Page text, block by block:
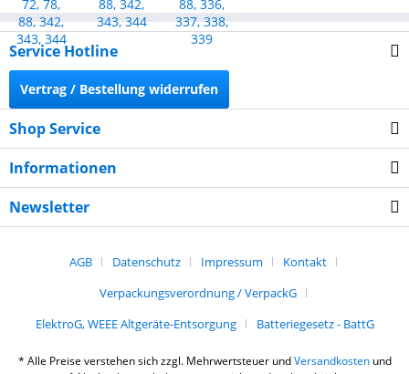
Service Hotline
Vertrag / Bestellung widerrufen
Shop Service
Informationen
Newsletter
AGB Datenschutz Impressum
Kontakt
Verpackungsverordnung / VerpackG
ElektroG, WEEE Altgeräte-Entsorgung
Batteriegesetz - BattG
* Alle Preise verstehen sich zzgl. Mehrwertsteuer undVersandkostenund